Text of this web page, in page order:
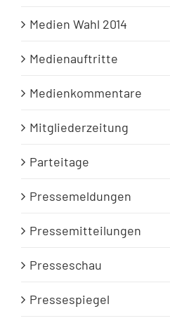
Medien Wahl 2014
Medienauftritte
Medienkommentare
Mitgliederzeitung
Parteitage
Pressemeldungen
Pressemitteilungen
Presseschau
Pressespiegel